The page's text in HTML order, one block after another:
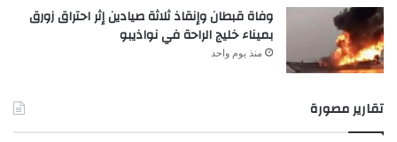
وفاة قبطان وإنقاذ ثلاثة صيادين إثر احتراق زورق
بميناء خليج الراحة في نواذيبو
منذ يوم واحد
تقارير مصورة